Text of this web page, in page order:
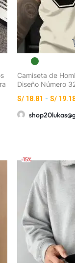
Camiseta de
Diseño Número
Máquina en
Gimnasio, Uso
Negra de
S/ 18.81 - S/
-15%